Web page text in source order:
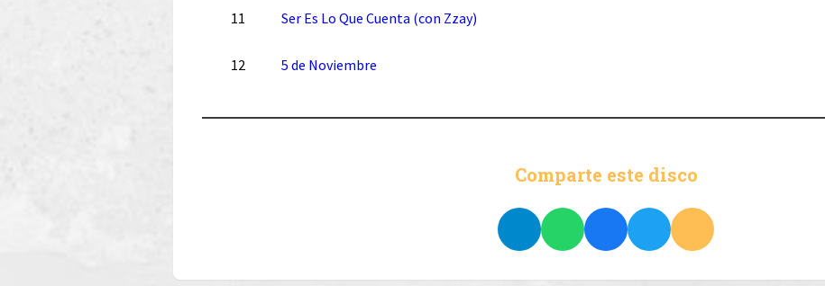
11 Ser Es Lo Que Cuenta (con Zzay)
12 5 de Noviembre
Comparte este disco